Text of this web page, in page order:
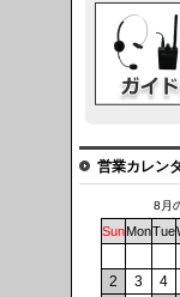
営業カレン
8月
SunMonTue
2
3 4